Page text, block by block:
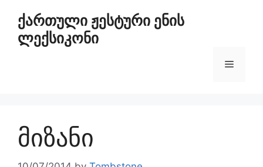
ქართული ჟესტური ენის
ლექსიკონი
მიზანი